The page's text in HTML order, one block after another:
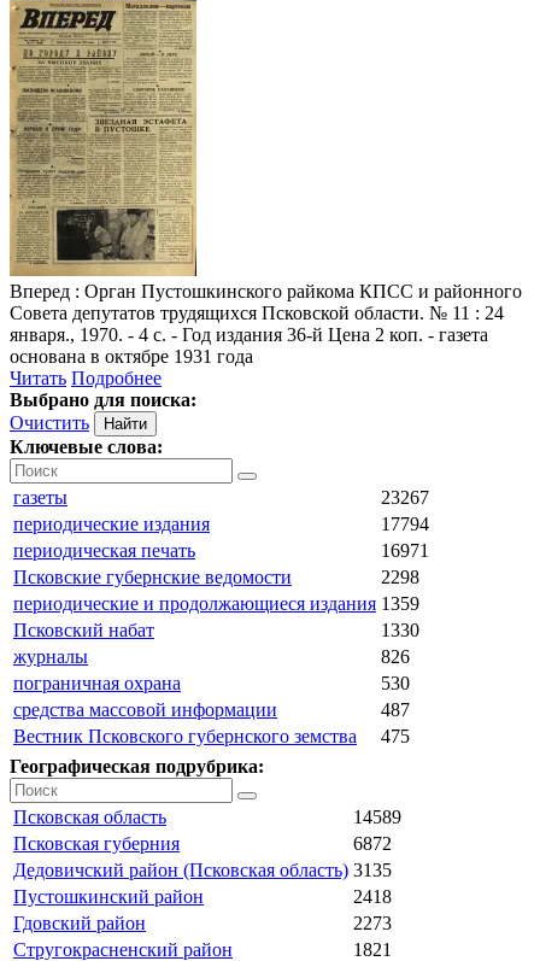
Вперед : Орган Пустошкинского райкома КПСС и районного
Совета депутатов трудящихся Псковской области. № 11 : 24
января., 1970. - 4 с. - Год издания 36-й Цена 2 коп. - газета
основана в октябре 1931 года
Читать Подробнее
Выбрано для поиска:
Очистить
Ключевые слова:
газеты
23267
периодические издания
17794
периодическая печать
16971
Псковские губернские ведомости
2298
периодические и продолжающиеся издания 1359
Псковский набат
1330
журналы
826
пограничная охрана
530
средства массовой информации
487
Вестник Псковского губернского земства
475
Географическая подрубрика:
Псковская область
14589
Псковская губерния
6872
Дедовичский район (Псковская область) 3135
Пустошкинский район
2418
Гдовский район
2273
Стругокрасненский район
1821